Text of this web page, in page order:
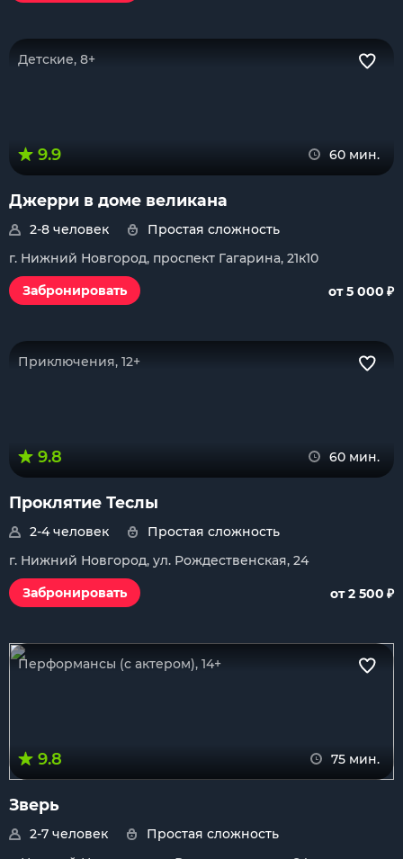
Детские, 8+
9.9 60 мин.
Джерри в доме великана
2-8 человек
Простая сложность
г. Нижний Новгород, проспект Гагарина, 21к10
Забронировать
от 5 000 ₽
Приключения, 12+
9.8 60 мин.
Проклятие Теслы
2-4 человек
Простая сложность
г. Нижний Новгород, ул. Рождественская, 24
Забронировать
от 2 500 ₽
Перформансы (с актером), 14+
9.8 75 мин.
Зверь
2-7 человек
Простая сложность